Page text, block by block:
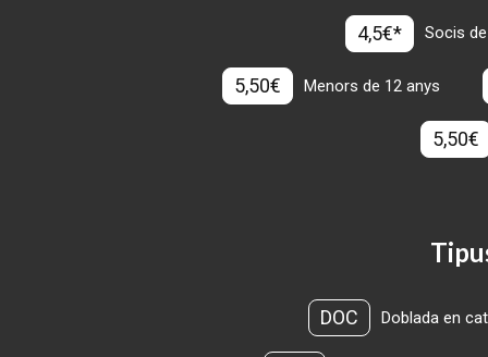
4,5€* Socis
5,50€ Menors de 12 anys
5,50€
DOC Doblada en